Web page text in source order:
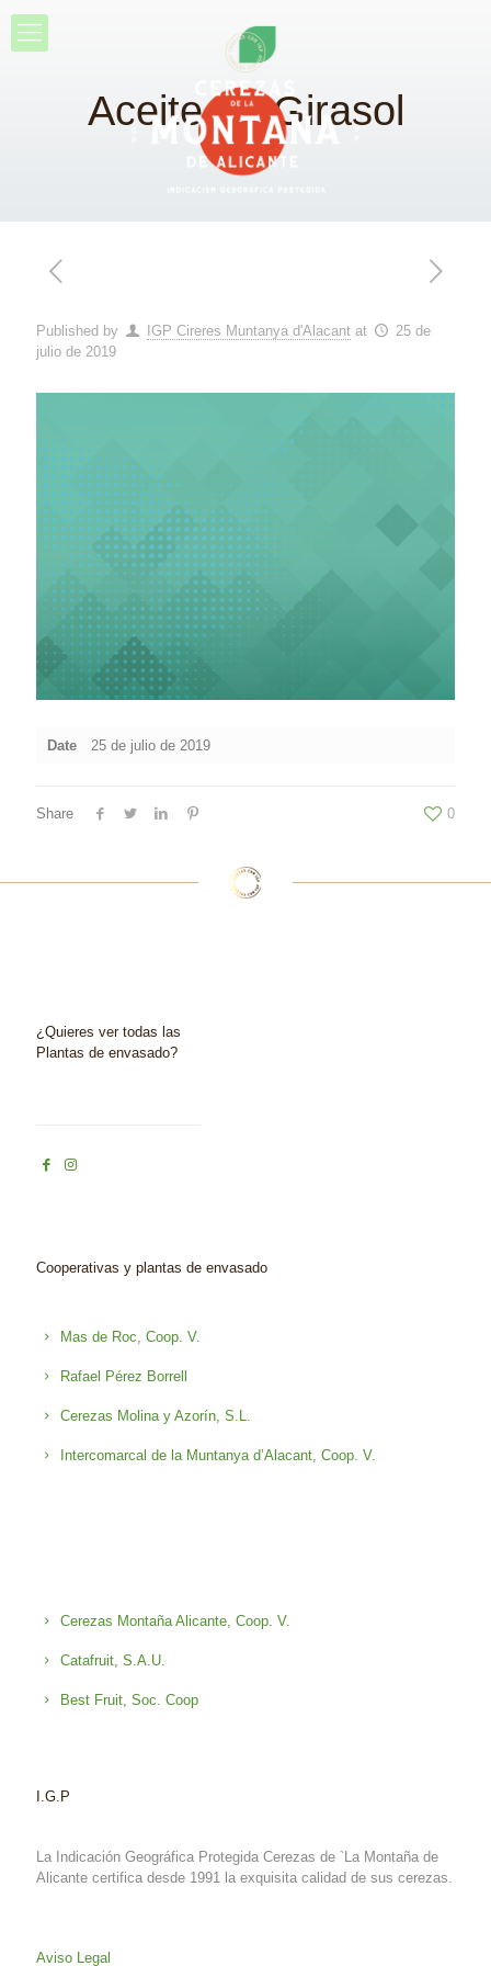
Aceite de Girasol
Published by IGP Cireres Muntanya d'Alacant at
25 de
julio de 2019
Date 25 de julio de 2019
Share 0
¿Quieres ver todas las
Plantas de envasado?
Cooperativas y plantas de envasado
Mas de Roc, Coop. V.
Rafael Pérez Borrell
Cerezas Molina y Azorín, S.L.
Intercomarcal de la Muntanya d’Alacant, Coop. V.
Cerezas Montaña Alicante, Coop. V.
Catafruit, S.A.U.
Best Fruit, Soc. Coop
I.G.P
La Indicación Geográfica Protegida Cerezas de `La Montaña de
Alicante certifica desde 1991 la exquisita calidad de sus cerezas.
Aviso Legal